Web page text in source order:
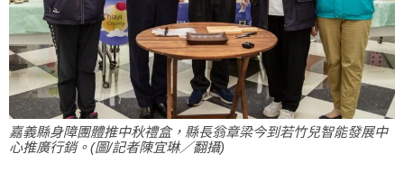
嘉義縣身障團體推中秋禮盒，縣長翁章梁今到若竹兒智能發展中
心推廣行銷。(圖/記者陳宜琳／翻攝)